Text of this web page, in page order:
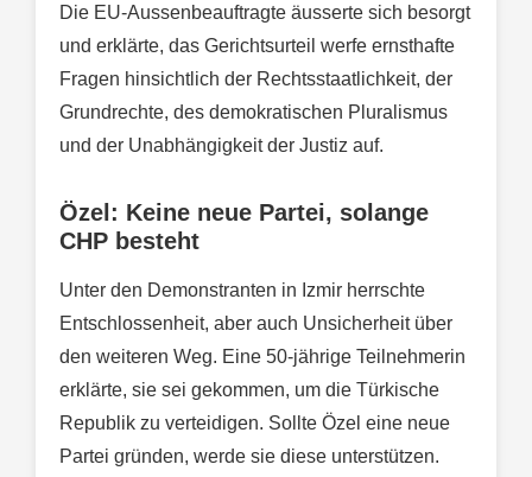
Die EU-Aussenbeauftragte äusserte sich besorgt
und erklärte, das Gerichtsurteil werfe ernsthafte
Fragen hinsichtlich der Rechtsstaatlichkeit, der
Grundrechte, des demokratischen Pluralismus
und der Unabhängigkeit der Justiz auf.
Özel: Keine neue Partei, solange
CHP besteht
Unter den Demonstranten in Izmir herrschte
Entschlossenheit, aber auch Unsicherheit über
den weiteren Weg. Eine 50-jährige Teilnehmerin
erklärte, sie sei gekommen, um die Türkische
Republik zu verteidigen. Sollte Özel eine neue
Partei gründen, werde sie diese unterstützen.